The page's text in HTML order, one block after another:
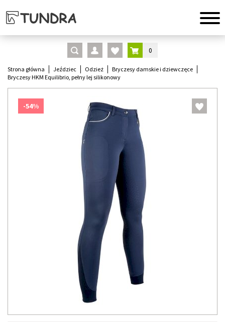
0
Strona główna Jeździec Odzież
Bryczesy damskie i dziewczęce
Bryczesy HKM Equilibrio, pełny lej silikonowy
-54%